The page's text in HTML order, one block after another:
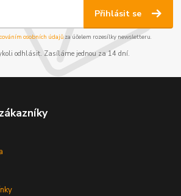
Přihlásit se
osobních údajůza účelem rozesílky newsletteru.
odhlásit. Zasíláme jednou za 14 dní.